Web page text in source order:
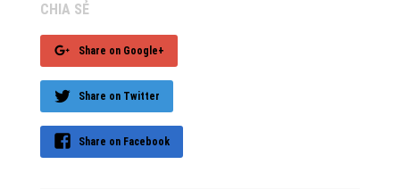
CHIA SẺ
Share on Google+
Share on Twitter
Share on Facebook